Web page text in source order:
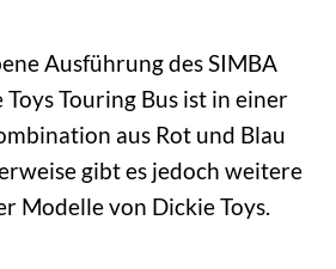
Ausführung des SIMBA
Touring Bus ist in einer
aus Rot und Blau
gibt es jedoch weitere
Modelle von Dickie Toys.